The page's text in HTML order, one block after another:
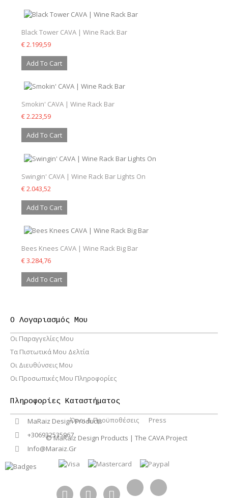
Black Tower CAVA | Wine Rack Bar
€ 2.199,59
Add To Cart
Smokin' CAVA | Wine Rack Bar
€ 2.223,59
Add To Cart
Swingin' CAVA | Wine Rack Bar Lights On
€ 2.043,52
Add To Cart
Bees Knees CAVA | Wine Rack Big Bar
€ 3.284,76
Add To Cart
Ο Λογαριασμός Μου
Οι Παραγγελίες Μου
Τα Πιστωτικά Μου Δελτία
Οι Διευθύνσεις Μου
Οι Προσωπικές Μου Πληροφορίες
Πληροφορίες Καταστήματος
MaRaiz Design Products
+306932535967
Info@maraiz.gr
Όροι & Προϋποθέσεις
Press
© MaRaiz Design Products | The CAVA Project